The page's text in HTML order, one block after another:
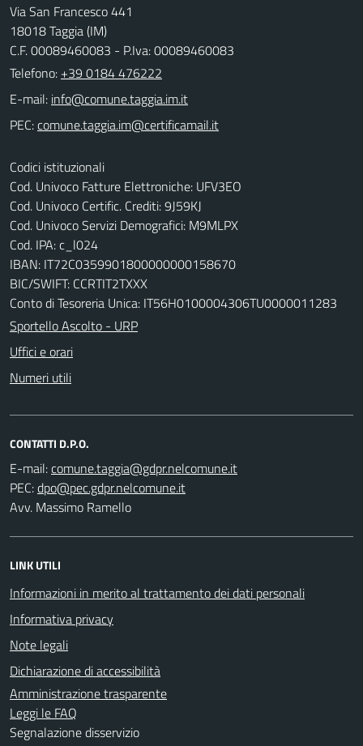
Via San Francesco 441
18018 Taggia (IM)
C.F. 00089460083 - P.Iva: 00089460083
Telefono: +39 0184 476222
E-mail:
PEC:
Codici istituzionali
Cod. Univoco Fatture Elettroniche: UFV3EO
Cod. Univoco Certific. Crediti: 9J59KJ
Cod. Univoco Servizi Demografici: M9MLPX
Cod. IPA: c_l024
IBAN: IT72C0359901800000000158670
BIC/SWIFT: CCRTIT2TXXX
Conto di Tesoreria Unica: IT56H0100004306TU0000011283
Sportello Ascolto - URP
Uffici e orari
Numeri utili
CONTATTI D.P.O.
E-mail:
PEC:
Avv. Massimo Ramello
LINK UTILI
Informazioni in merito al trattamento dei dati personali
Informativa privacy
Note legali
Dichiarazione di accessibilità
Amministrazione trasparente
Leggi le FAQ
Segnalazione disservizio